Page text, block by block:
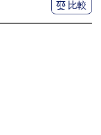
比較